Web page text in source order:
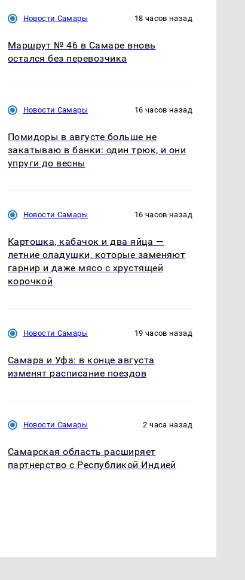
Новости Самары 18 часов назад
Маршрут № 46 в Самаре вновь
остался без перевозчика
Новости Самары 16 часов назад
Помидоры в августе больше не
закатываю в банки: один трюк, и они
упруги до весны
Новости Самары 16 часов назад
Картошка, кабачок и два яйца —
летние оладушки, которые заменяют
гарнир и даже мясо с хрустящей
корочкой
Новости Самары 19 часов назад
Самара и Уфа: в конце августа
изменят расписание поездов
Новости Самары 2 часа назад
Самарская область расширяет
партнерство с Республикой Индией